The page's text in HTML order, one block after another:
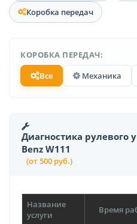
Коробка передач
КОРОБКА ПЕРЕДАЧ:
Все
Механика
Диагностика рулевого
Benz W111
(от 500 руб.)
Название
услуги
Время